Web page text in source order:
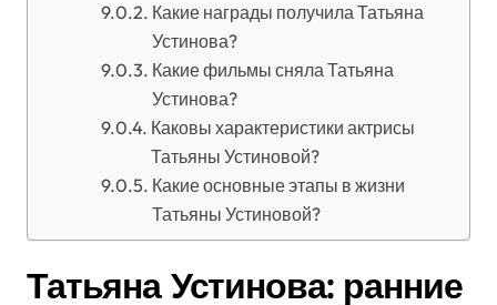
Какие награды получила Татьяна
Устинова?
Какие фильмы сняла Татьяна
Устинова?
Каковы характеристики актрисы
Татьяны Устиновой?
Какие основные этапы в жизни
Татьяны Устиновой?
Татьяна Устинова: ранние